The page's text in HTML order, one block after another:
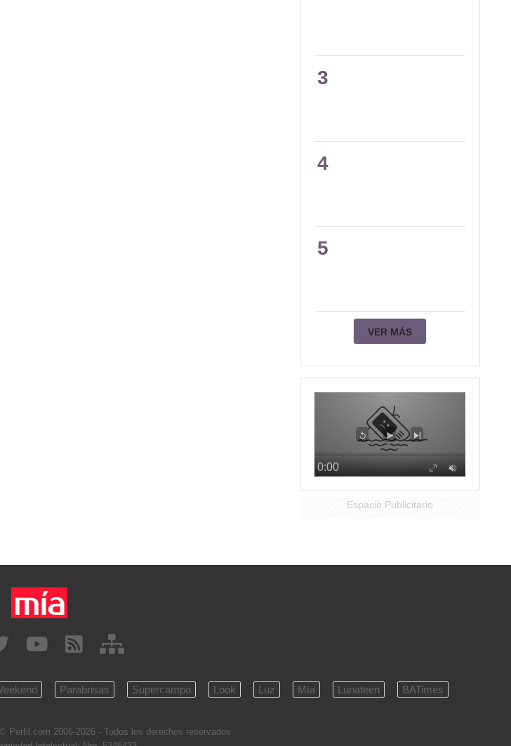
3
4
5
VER MÁS
Espacio Publicitario
Parabrisas Supercampo Look Luz Mía Lunateen BATimes
© Perfil.com 2006-2026 - Todos los derechos reservados